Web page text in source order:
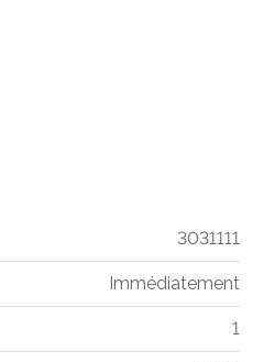
3031111
Immédiatement
1